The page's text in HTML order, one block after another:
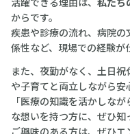
活躍できる理由は、 私たち
からです。
疾患や診療の流れ、病院の
係性など、現場での経験が
また、夜勤がなく、土日
や子育てと両立しながら安
「医療の知識を活かしなが
な想いを持つ方に、ぜひ知